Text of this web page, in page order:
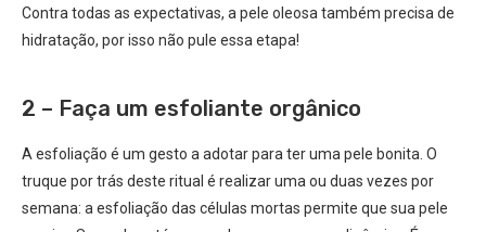
Contra todas as expectativas, a pele oleosa também precisa de
hidratação, por isso não pule essa etapa!
2 – Faça um esfoliante orgânico
A esfoliação é um gesto a adotar para ter uma pele bonita. O
truque por trás deste ritual é realizar uma ou duas vezes por
semana: a esfoliação das células mortas permite que sua pele